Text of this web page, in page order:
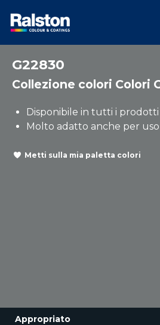
G22830
Collezione colori Colori
Disponibile in tutti i prodotti
Molto adatto anche per
Metti sulla mia paletta colori
Appropriato